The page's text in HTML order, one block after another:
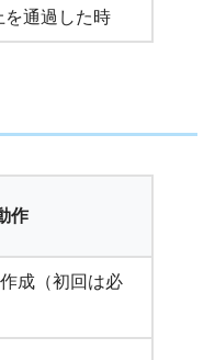
を通過した時
作
成（初回は必